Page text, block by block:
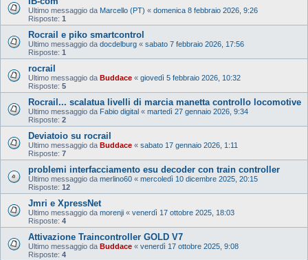
Ultimo messaggio da Marcello (PT) « domenica 8 febbraio 2026, 9:26
Risposte: 1
Rocrail e piko smartcontrol
Ultimo messaggio da docdelburg « sabato 7 febbraio 2026, 17:56
Risposte: 1
rocrail
Ultimo messaggio da Buddace « giovedì 5 febbraio 2026, 10:32
Risposte: 5
Rocrail... scalatua livelli di marcia manetta controllo locomotive
Ultimo messaggio da Fabio digital « martedì 27 gennaio 2026, 9:34
Risposte: 2
Deviatoio su rocrail
Ultimo messaggio da Buddace « sabato 17 gennaio 2026, 1:11
Risposte: 7
problemi interfacciamento esu decoder con train controller
Ultimo messaggio da merlino60 « mercoledì 10 dicembre 2025, 20:15
Risposte: 12
Jmri e XpressNet
Ultimo messaggio da morenji « venerdì 17 ottobre 2025, 18:03
Risposte: 4
Attivazione Traincontroller GOLD V7
Ultimo messaggio da Buddace « venerdì 17 ottobre 2025, 9:08
Risposte: 4